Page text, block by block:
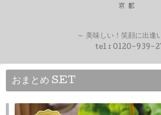
～ 美味しい！笑顔に出逢
tel : 0120-939-
おまとめ SET